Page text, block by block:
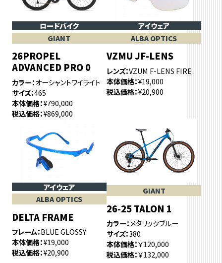
ロードバイク
GIANT
26PROPEL
ADVANCED PRO 0
カラー オーシャントワイライト
サイズ 465
本体価格 ¥790,000
税込価格 ¥869,000
アイウェア
ALBA OPTICS
VZMU JF-LENS
レンズ VZUM F-LENS FIRE
本体価格 ¥19,000
税込価格 ¥20,900
アイウェア
ALBA OPTICS
DELTA FRAME
フレーム BLUE GLOSSY
本体価格 ¥19,000
税込価格 ¥20,900
GIANT
26-25 TALON 1
カラー メタリックブルー
サイズ 380
本体価格 ￥120,000
税込価格 ￥132,000